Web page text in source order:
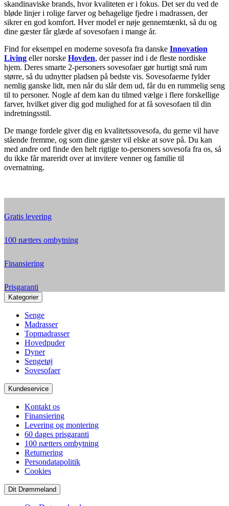
skandinaviske brands, hvor kvaliteten er i fokus. Det ser du ved de
bløde linjer i rolige farver og behagelige fjedre i madrassen, der
sikrer en god komfort. Hver model er nøje gennemtænkt, så du og
dine gæster får glæde af sovesofaen i mange år.
Find for eksempel en moderne sovesofa fra danske Innovation
Living eller norske Hovden, der passer ind i de fleste nordiske
hjem. Deres smarte 2-personers sovesofaer gør hurtigt små rum
større, så du udnytter pladsen på bedste vis. Sovesofaerne fylder
nemlig ganske lidt, men når du slår dem ud, får du en rummelig seng
til to personer. Nogle af dem kan du tilmed vælge i flere forskellige
farver, hvilket giver dig god mulighed for at få sovesofaen til din
indretningsstil.
De mange fordele giver dig en kvalitetssovesofa, du gerne vil have
stående fremme, og som dine gæster vil elske at sove på. Du kan
med andre ord finde den helt rigtige to-personers sovesofa fra os, så
du ikke får mareridt over at invitere venner og familie til
overnatning.
Gratis levering
100 nætters ombytning
Finansiering
Prisgaranti
Kategorier
Senge
Madrasser
Topmadrasser
Hovedpuder
Dyner
Sengetøj
Sovesofaer
Kundeservice
Kontakt os
Finansiering
Levering og montering
60 dages prisgaranti
100 nætters ombytning
Returnering
Persondatapolitik
Cookies
Dit Drømmeland